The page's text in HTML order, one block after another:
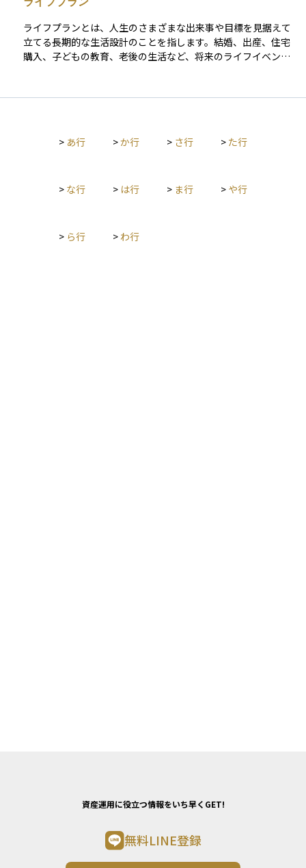
の手続きが必要です。 投資信託や定期預金、生命保険などの金
融商品で運用し、税制優遇を受けられます。積立時は掛金が全
額所得控除の対象となり、運用時は運用益が非課税、受取時も
一定額が非課税になるなどのメリットがあります。 一方で、証
券口座と異なり各種手数料がかかること、途中引き出しが原則
ライフプランとは、人生のさまざまな出来事や目標を見据えて
立てる長期的な生活設計のことを指します。結婚、出産、住宅
購入、子どもの教育、老後の生活など、将来のライフイベント
てることで、お金に対する不安を減らし、将来の備えを具体的
の安心につなげることができます。たとえば、子どもの教育資
のライフイベントに合わせて計画的に資産を増やすことが、将
> あ行 >か行 > さ行 > た行
> な行 > は行 > ま行 > や行
> ら行 > わ行
資産運用に役立つ情報をいち早くGET!
無料LINE登録